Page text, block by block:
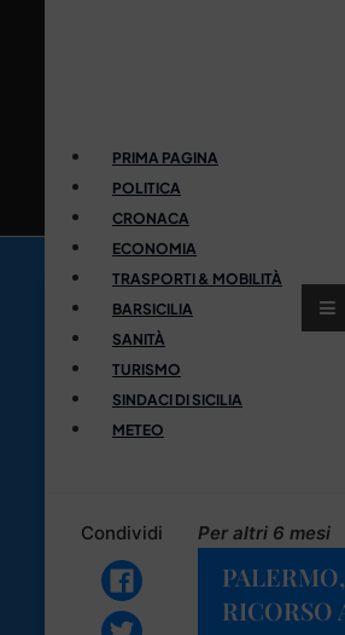
PRIMA PAGINA
POLITICA
CRONACA
ECONOMIA
TRASPORTI & MOBILITÀ
BARSICILIA
SANITÀ
TURISMO
SINDACI DI SICILIA
METEO
Condividi Per altri 6 mesi
RICORSO